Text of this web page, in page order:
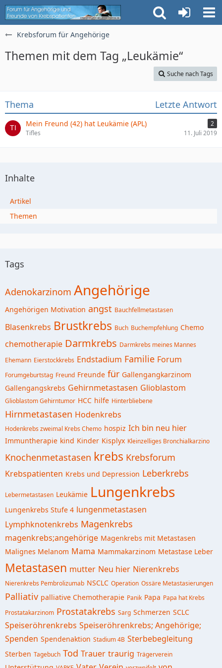
Krebsforum für Angehörige
Themen mit dem Tag „Leukämie“
Suche nach Tags
Thema Letzte Antwort
Mein Freund (42) hat Leukämie (APL)
2
Tifles
11. Juli 2019
Inhalte
Artikel
Themen
Tags
Adenokarzinom Angehörige
Angehörigen Motivation angst Bauchfellmetastasen
Blasenkrebs Brustkrebs Buch Buchempfehlung Chemo
chemotherapie Darmkrebs Darmkrebs meines Mannes
Ehemann Eierstockkrebs Endstadium Familie Forum
Forumgeburtstag Freund Freunde für Gallengangkarzinom
Gallengangskrebs Gehirnmetastasen Glioblastom
Glioblastom Gehirntumor HCC hilfe Hinterbliebene
Hirnmetastasen Hodenkrebs
Hodenkrebs zweimal Krebs Chemo hospiz Ich bin neu hier
Immuntherapie kind Kinder Kisplyx Kleinzelliges Bronchialkarzino
Knochenmetastasen krebs Krebsforum
Krebspatienten Krebs und Depression Leberkrebs
Lebermetastasen Leukämie Lungenkrebs
Lungenkrebs Stufe 4 lungenmetastasen
Lymphknotenkrebs Magenkrebs
magenkrebs;angehörige Magenkrebs mit Metastasen
Malignes Melanom Mama Mammakarzinom Metastase Leber
Metastasen mutter Neu hier Nierenkrebs
Nierenkrebs Pembrolizumab NSCLC Operation Ossäre Metastasierungen
Palliativ palliative Chemotherapie Panik Papa Papa hat Krebs
Prostatakarzinom Prostatakrebs Sarg Schmerzen SCLC
Speiseröhrenkrebs Speiseröhrenkrebs; Angehörige;
Spenden Spendenaktion Stadium 4B Sterbebegleitung
Sterben Tagebuch Tod Trauer traurig Trägerverein